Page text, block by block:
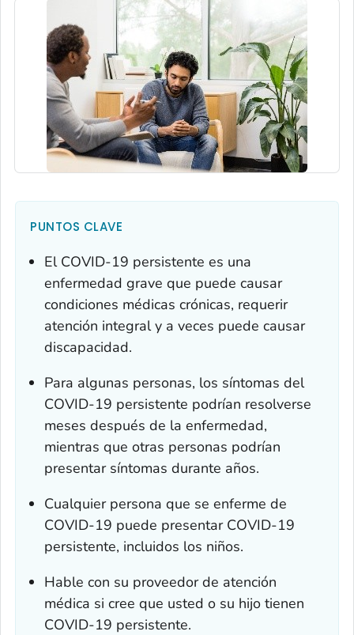
PUNTOS CLAVE
El COVID-19 persistente es una
enfermedad grave que puede causar
condiciones médicas crónicas, requerir
atención integral y a veces puede causar
discapacidad.
Para algunas personas, los síntomas del
COVID-19 persistente podrían resolverse
meses después de la enfermedad,
mientras que otras personas podrían
presentar síntomas durante años.
Cualquier persona que se enferme de
COVID-19 puede presentar COVID-19
persistente, incluidos los niños.
Hable con su proveedor de atención
médica si cree que usted o su hijo tienen
COVID-19 persistente.